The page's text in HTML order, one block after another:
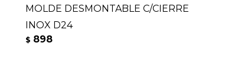
MOLDE DESMONTABLE C/CIERRE
INOX D24
$ 898